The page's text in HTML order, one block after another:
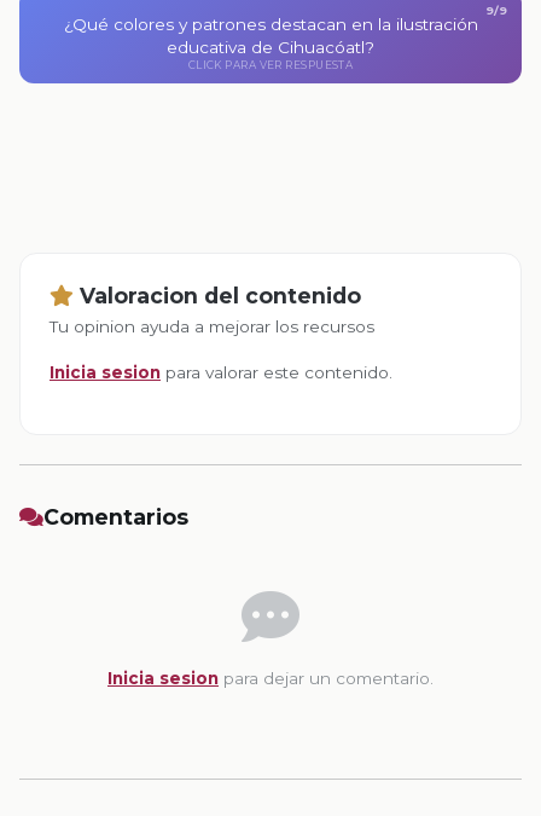
9/9
¿Qué colores y patrones destacan en la ilustración
educativa de Cihuacóatl?
CLICK PARA VER RESPUESTA
El fondo es azul grisáceo con detalles decorativos en
amarillo que evocan patrones geométricos
prehispánicos.
CLICK PARA VOLVER
Valoracion del contenido
Tu opinion ayuda a mejorar los recursos
Inicia sesion para valorar este contenido.
Comentarios
Inicia sesion para dejar un comentario.